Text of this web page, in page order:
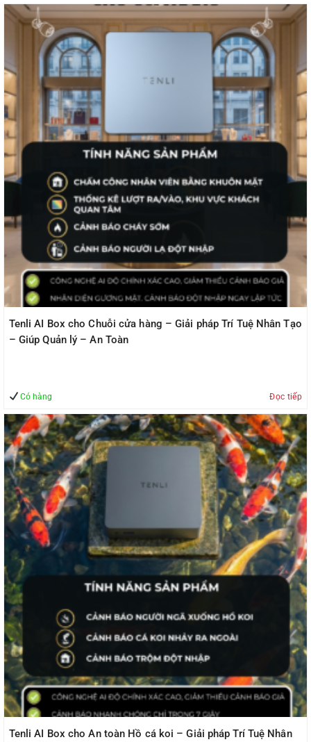
Tenli AI Box cho Chuỗi cửa hàng – Giải pháp Trí Tuệ Nhân Tạo
– Giúp Quản lý – An Toàn
Có hàng Đọc tiếp
Tenli AI Box cho An toàn Hồ cá koi – Giải pháp Trí Tuệ Nhân